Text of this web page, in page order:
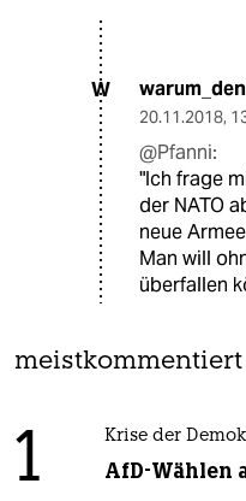
W
20.11.2018,
@Pfanni:
"Ich frage
der NATO
neue
Man will
überfallen
meistkommentiert
1 Krise der
AfD-Wählen